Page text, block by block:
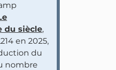
du siècle,
en 2025,
du
nombre